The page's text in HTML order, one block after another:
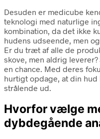
Desuden er medicube
teknologi med naturlige
kombination, da det ikke
hudens udseende, men
Er du træt af alle de
skove, men aldrig
en chance. Med deres
hurtigt opdage, at din hud
strålende ud.
Hvorfor vælge
dybdegående